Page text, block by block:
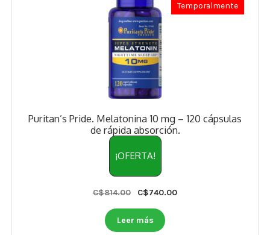
Puritan’s Pride. Melatonina 10 mg – 120 cápsulas
de rápida absorción.
¡OFERTA!
Temporalmente
C$814.00
Original
was:
C$814.00.
C$740.00Current
Leer más